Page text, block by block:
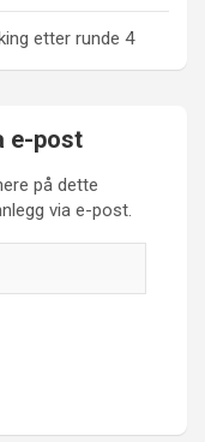
etter runde 4
e-post
på dette
via e-post.